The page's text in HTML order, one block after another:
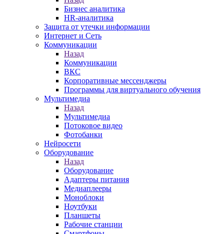
Бизнес аналитика
HR-аналитика
Защита от утечки информации
Интернет и Сеть
Коммуникации
Назад
Коммуникации
ВКС
Корпоративные мессенджеры
Программы для виртуального обучения
Мультимедиа
Назад
Мультимедиа
Потоковое видео
Фотобанки
Нейросети
Оборудование
Назад
Оборудование
Адаптеры питания
Медиаплееры
Моноблоки
Ноутбуки
Планшеты
Рабочие станции